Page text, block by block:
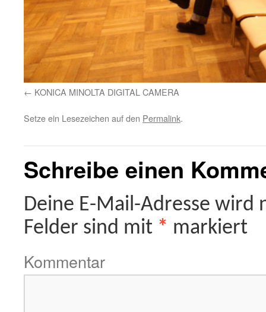
KONICA MINOLTA DIGITAL CAMERA
Setze ein Lesezeichen auf den Permalink.
Schreibe einen
Deine E-Mail-Adresse
Felder sind mit * markiert
Kommentar